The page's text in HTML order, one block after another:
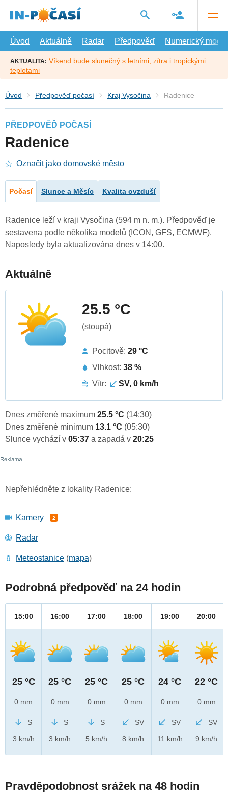
hlavní
Úvod
Aktuálně Radar Předpověď Numerický model
AKTUALITA: Víkend bude slunečný s letními, zítra i tropickými
teplotami
Úvod Předpověď počasí Kraj Vysočina Radenice
PŘEDPOVĚĎ POČASÍ
Radenice
Označit jako domovské město
Počasí Slunce a Měsíc Kvalita ovzduší
Radenice leží v kraji Vysočina (594 m n. m.). Předpověď je
sestavena podle několika modelů (ICON, GFS, ECMWF).
Naposledy byla aktualizována dnes v 14:00.
Aktuálně
25.5 °C
(stoupá)
Pocitově: 29 °C
Vlhkost: 38 %
Vítr:
SV, 0 km/h
Dnes změřené maximum 25.5 °C (14:30)
Dnes změřené minimum 13.1 °C (05:30)
Slunce vychází v 05:37 a zapadá v 20:25
Nepřehlédněte z lokality Radenice:
Kamery 2
Radar
Meteostanice (mapa)
Podrobná předpověď na 24 hodin
15:00
25 °C
0 mm
S
3 km/h
16:00
25 °C
0 mm
S
3 km/h
17:00
25 °C
0 mm
S
5 km/h
18:00
25 °C
0 mm
SV
8 km/h
19:00
24 °C
0 mm
SV
11 km/h
20:00
22 °C
0 mm
SV
9 km/h
Pravděpodobnost srážek na 48 hodin